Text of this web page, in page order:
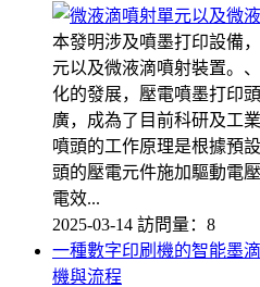
本發明涉及噴墨打印設備
元以及微液滴噴射裝置。
化的發展，壓電噴墨打印
廣，成為了目前科研及工
噴頭的工作原理是根據預
頭的壓電元件施加驅動電
電效...
2025-03-14 訪問量：8
一種數字印刷機的智能墨
機與流程